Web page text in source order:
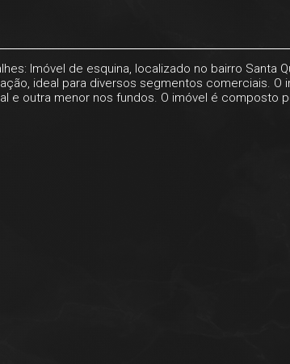
Imóvel de esquina, localizado no bairro Santa
ideal para diversos segmentos comerciais. O
outra menor nos fundos. O imóvel é composto